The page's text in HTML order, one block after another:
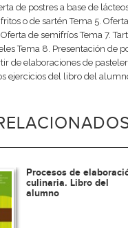
de postres a base de
o de sartén Tema 5.
de semifríos Tema 7.
Tema 8. Presentación de
de elaboraciones de
ejercicios del libro del
Procesos de
culinaria. Libro del
alumno